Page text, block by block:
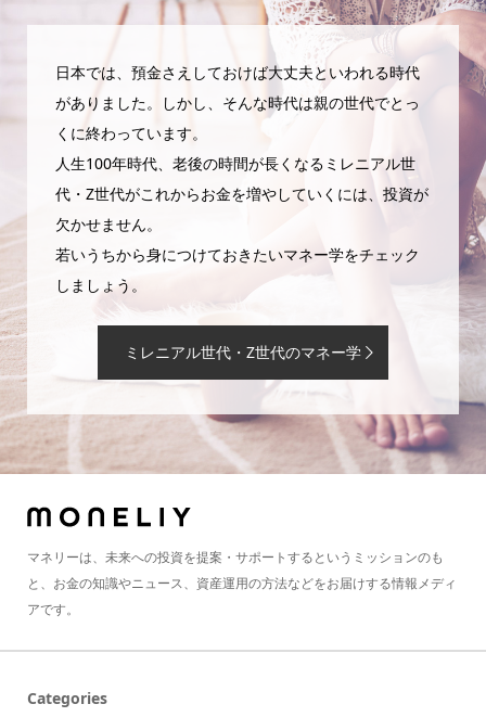
日本では、預金さえしておけば大丈夫といわれる時代
がありました。しかし、そんな時代は親の世代でとっ
くに終わっています。
人生100年時代、老後の時間が長くなるミレニアル世
代・Z世代がこれからお金を増やしていくには、投資が
欠かせません。
若いうちから身につけておきたいマネー学をチェック
しましょう。
ミレニアル世代・Z世代のマネー学
マネリーは、未来への投資を提案・サポートするというミッションのも
と、お金の知識やニュース、資産運用の方法などをお届けする情報メディ
アです。
Categories